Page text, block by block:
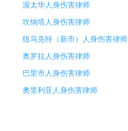
渥太华人身伤害律师
坎纳塔人身伤害律师
纽马克特（新市）人身伤害律师
奥罗拉人身伤害律师
巴里市人身伤害律师
奧里利亚人身伤害律师